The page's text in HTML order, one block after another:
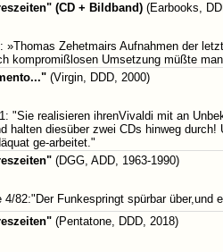
(CD + Bildband) (Earbooks,
»Thomas Zehetmairs Aufnahmen der
kompromißlosen Umsetzung müßte
(Virgin, DDD, 2000)
"Sie realisieren ihrenVivaldi mit an
halten diesüber zwei CDs hinweg
ge-arbeitet."
(DGG, ADD, 1963-1990)
4/82:"Der Funkespringt spürbar
(Pentatone, DDD, 2018)